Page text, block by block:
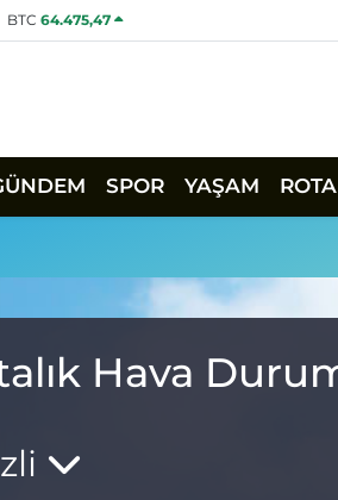
BTC 64.475,47
SPOR YAŞAM ROTA
Hava